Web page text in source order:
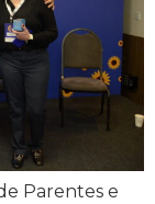
Parentes e